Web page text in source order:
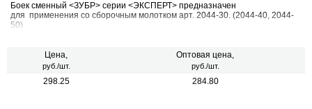
Боек сменный <ЗУБР> серии <ЭКСПЕРТ> предназначен
для применения со сборочным молотком арт. 2044-30. (2044-40, 2044-
50)
Цена,
руб./шт.
Оптовая цена,
руб./шт.
298.25 284.80